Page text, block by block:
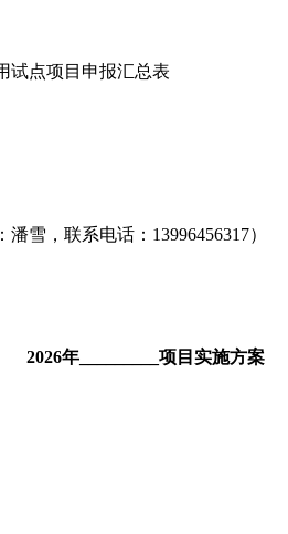
试点项目申报汇总表
潘雪 ， 联系电话： 13996456317）
2026年_________项目实施方案